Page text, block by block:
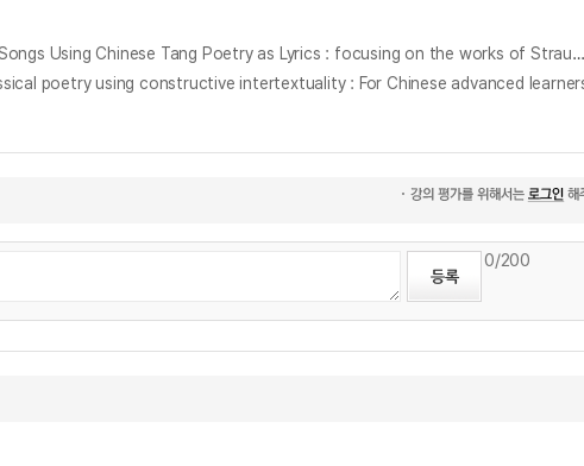
중국 당시(唐詩)를 가사로 사용한 서양 예술가곡에 관한 연구 : 슈트라우스, 베베른, 루셀, 램버트의 작품을 중심으로 = A Study on Western Art Songs Using Chinese Tang Poetry as Lyrics : focusing on the works of Strauss, Webern, Roussel and Lambert
classical poetry using constructive intertextuality : For Chinese advanced
0/200